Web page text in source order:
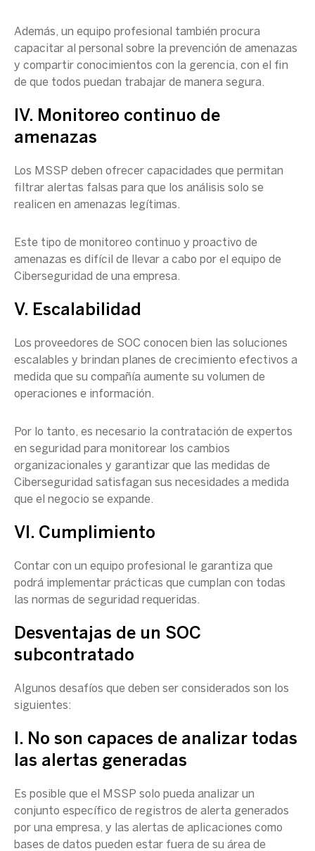
Además, un equipo profesional también procura
capacitar al personal sobre la prevención de amenazas
y compartir conocimientos con la gerencia, con el fin
de que todos puedan trabajar de manera segura.
IV. Monitoreo continuo de
amenazas
Los MSSP deben ofrecer capacidades que permitan
filtrar alertas falsas para que los análisis solo se
realicen en amenazas legítimas.
Este tipo de monitoreo continuo y proactivo de
amenazas es difícil de llevar a cabo por el equipo de
Ciberseguridad de una empresa.
V. Escalabilidad
Los proveedores de SOC conocen bien las soluciones
escalables y brindan planes de crecimiento efectivos a
medida que su compañía aumente su volumen de
operaciones e información.
Por lo tanto, es necesario la contratación de expertos
en seguridad para monitorear los cambios
organizacionales y garantizar que las medidas de
Ciberseguridad satisfagan sus necesidades a medida
que el negocio se expande.
VI. Cumplimiento
Contar con un equipo profesional le garantiza que
podrá implementar prácticas que cumplan con todas
las normas de seguridad requeridas.
Desventajas de un SOC
subcontratado
Algunos desafíos que deben ser considerados son los
siguientes:
I. No son capaces de analizar todas
las alertas generadas
Es posible que el MSSP solo pueda analizar un
conjunto específico de registros de alerta generados
por una empresa, y las alertas de aplicaciones como
bases de datos pueden estar fuera de su área de